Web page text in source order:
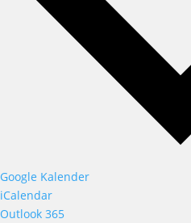
Google Kalender
iCalendar
Outlook 365